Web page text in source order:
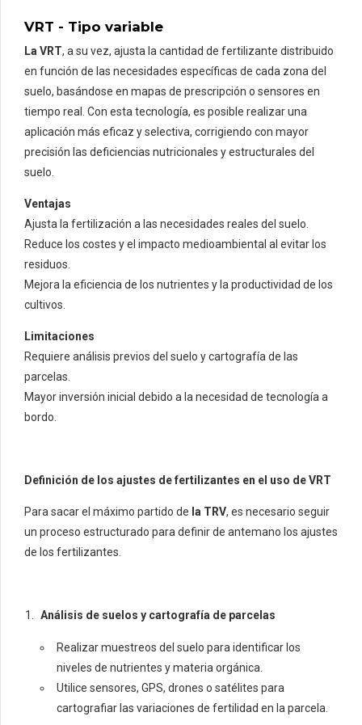
VRT - Tipo variable
La VRT, a su vez, ajusta la cantidad de fertilizante distribuido
en función de las necesidades específicas de cada zona del
suelo, basándose en mapas de prescripción o sensores en
tiempo real. Con esta tecnología, es posible realizar una
aplicación más eficaz y selectiva, corrigiendo con mayor
precisión las deficiencias nutricionales y estructurales del
suelo.
Ventajas
Ajusta la fertilización a las necesidades reales del suelo.
Reduce los costes y el impacto medioambiental al evitar los
residuos.
Mejora la eficiencia de los nutrientes y la productividad de los
cultivos.
Limitaciones
Requiere análisis previos del suelo y cartografía de las
parcelas.
Mayor inversión inicial debido a la necesidad de tecnología a
bordo.
Definición de los ajustes de fertilizantes en el uso de VRT
Para sacar el máximo partido de la TRV, es necesario seguir
un proceso estructurado para definir de antemano los ajustes
de los fertilizantes.
Análisis de suelos y cartografía de parcelas
Realizar muestreos del suelo para identificar los
niveles de nutrientes y materia orgánica.
Utilice sensores, GPS, drones o satélites para
cartografiar las variaciones de fertilidad en la parcela.